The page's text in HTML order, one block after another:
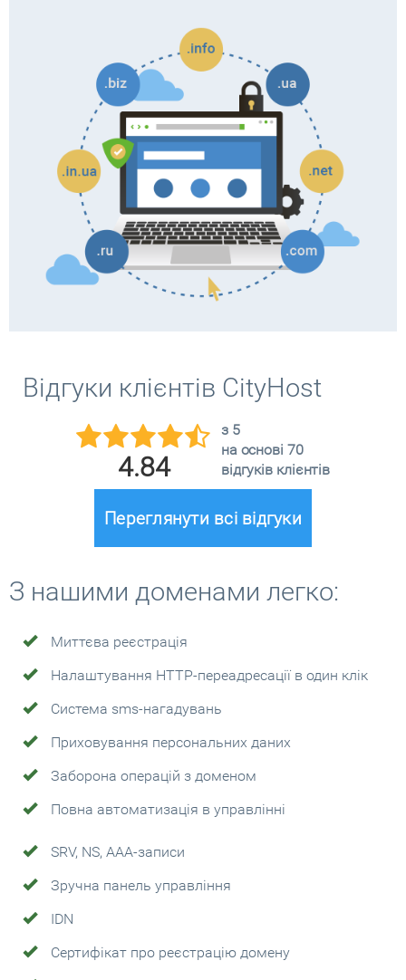
Відгуки клієнтів CityHost
4.84
з 5
на основі 70
відгуків клієнтів
Переглянути всі відгуки
З нашими доменами легко:
Миттєва реєстрація
Налаштування HTTP-переадресації в один клік
Система sms-нагадувань
Приховування персональних даних
Заборона операцій з доменом
Повна автоматизація в управлінні
SRV, NS, AAA-записи
Зручна панель управління
IDN
Сертифікат про реєстрацію домену